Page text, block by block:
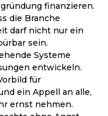
finanzieren.
die Branche
darf nicht nur ein
sein.
Systeme
entwickeln.
für
ein Appell an alle,
ernst nehmen.